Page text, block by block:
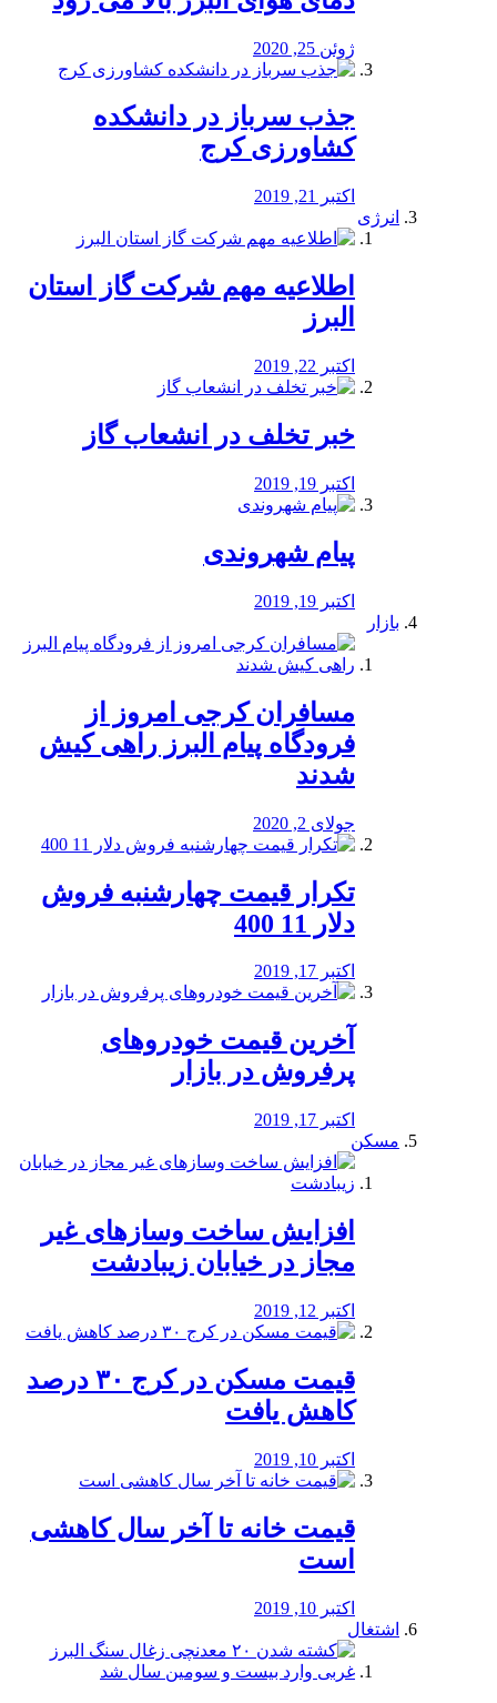
ژوئن 25, 2020
جذب سرباز در دانشکده
کشاورزی کرج
اکتبر 21, 2019
انرژی
️اطلاعیه مهم شرکت گاز استان
البرز
اکتبر 22, 2019
خبر تخلف در انشعاب گاز
اکتبر 19, 2019
پیام شهروندی
اکتبر 19, 2019
بازار
مسافران کرجی امروز از
فرودگاه پیام البرز راهی کیش
شدند
جولای 2, 2020
تکرار قیمت چهارشنبه فروش
دلار 11 400
اکتبر 17, 2019
آخرین قیمت خودرو‌های
پرفروش در بازار
اکتبر 17, 2019
مسکن
افزایش ساخت وسازهای غیر
مجاز در خیابان زیبادشت
اکتبر 12, 2019
️قیمت مسکن در کرج ۳۰ درصد
کاهش یافت
اکتبر 10, 2019
قیمت خانه تا آخر سال کاهشی
است
اکتبر 10, 2019
اشتغال